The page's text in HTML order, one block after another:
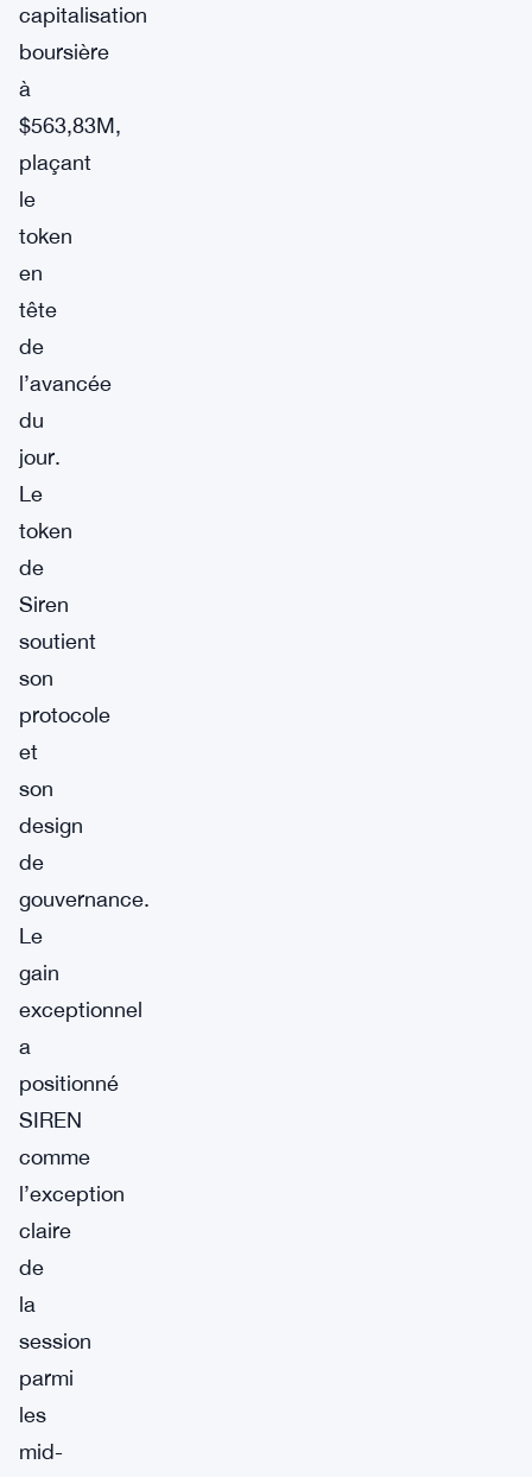
capitalisation
boursière
à
$563,83M,
plaçant
le
token
en
tête
de
l’avancée
du
jour.
Le
token
de
Siren
soutient
son
protocole
et
son
design
de
gouvernance.
Le
gain
exceptionnel
a
positionné
SIREN
comme
l’exception
claire
de
la
session
parmi
les
mid-